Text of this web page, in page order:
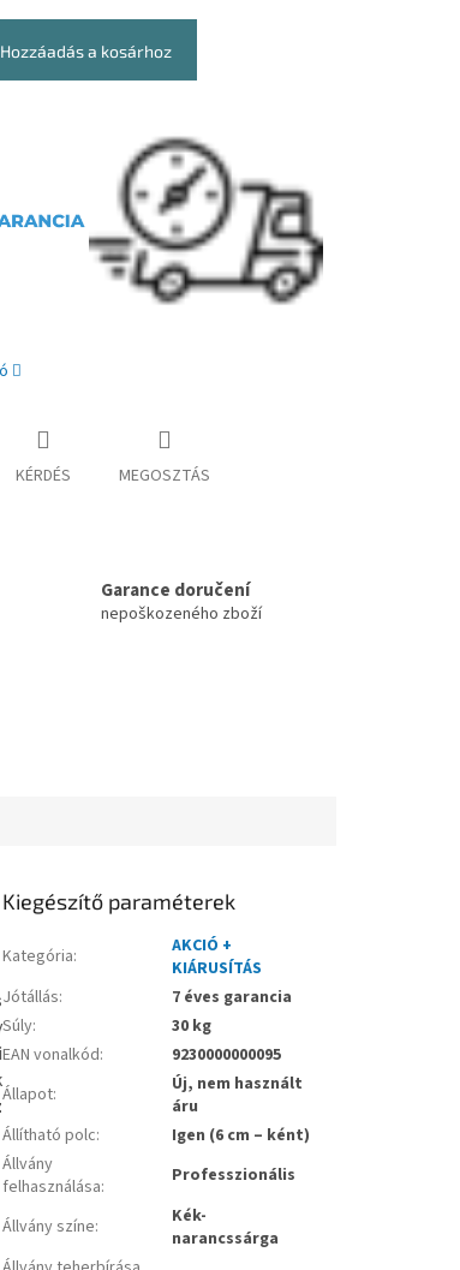
Hozzáadás a kosárhoz
KÉRDÉS MEGOSZTÁS
Garance doručení
nepoškozeného zboží
Kiegészítő paraméterek
Kategória:
AKCIÓ +
KIÁRUSÍTÁS
Jótállás:
7 éves garancia
Súly:
30 kg
EAN vonalkód:
9230000000095
Állapot:
Új, nem használt
áru
Állítható polc:
Igen (6 cm – ként)
Állvány
felhasználása: Professzionális
Állvány színe:
Kék-
narancssárga